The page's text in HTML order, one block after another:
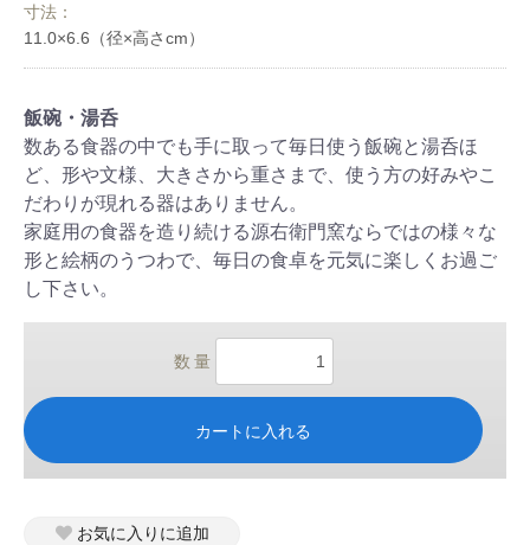
寸法：
飯碗・湯呑
数ある食器の中でも手に取って毎日使う飯碗と湯呑ほ
ど、形や文様、大きさから重さまで、使う方の好みやこ
だわりが現れる器はありません。
家庭用の食器を造り続ける源右衛門窯ならではの様々な
形と絵柄のうつわで、毎日の食卓を元気に楽しくお過ご
し下さい。
数 量
カートに入れる
お気に入りに追加